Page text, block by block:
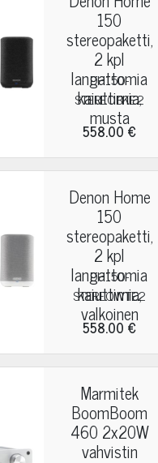
150
stereopaketti,
2 kpl
langattomia
kaiuttimia,
musta
DH150-
STEREOBKE2
558.00 €
Denon Home
150
stereopaketti,
2 kpl
langattomia
kaiuttimia,
valkoinen
DH150-
STEREOWTE2
558.00 €
Marmitek
BoomBoom
460 2x20W
vahvistin